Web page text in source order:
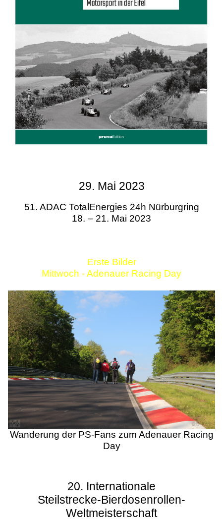
29. Mai 2023
51. ADAC TotalEnergies 24h Nürburgring
18. – 21. Mai 2023
Erste Bilder
Mittwoch - Adenauer Racing Day
Wanderung der PS-Fans zum Adenauer Racing
Day
20. Internationale
Steilstrecke-Bierdosenrollen-
Weltmeisterschaft